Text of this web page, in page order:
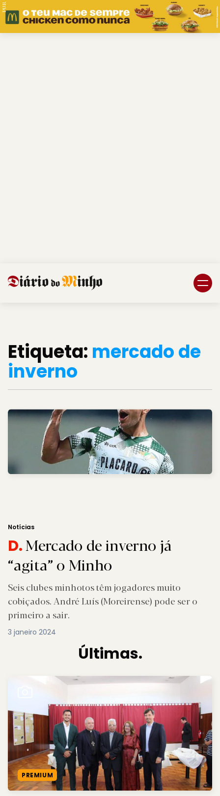
PUB.
Etiqueta: mercado de
inverno
Notícias
D.Mercado de inverno já
“agita” o Minho
Seis clubes minhotos têm jogadores muito
cobiçados. André Luís (Moreirense) pode ser o
primeiro a sair.
3 janeiro 2024
Últimas.
PREMIUM